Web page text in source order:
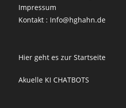
Impressum
Kontakt : Info@hghahn.de
Hier geht es zur Startseite
Akuelle KI CHATBOTS